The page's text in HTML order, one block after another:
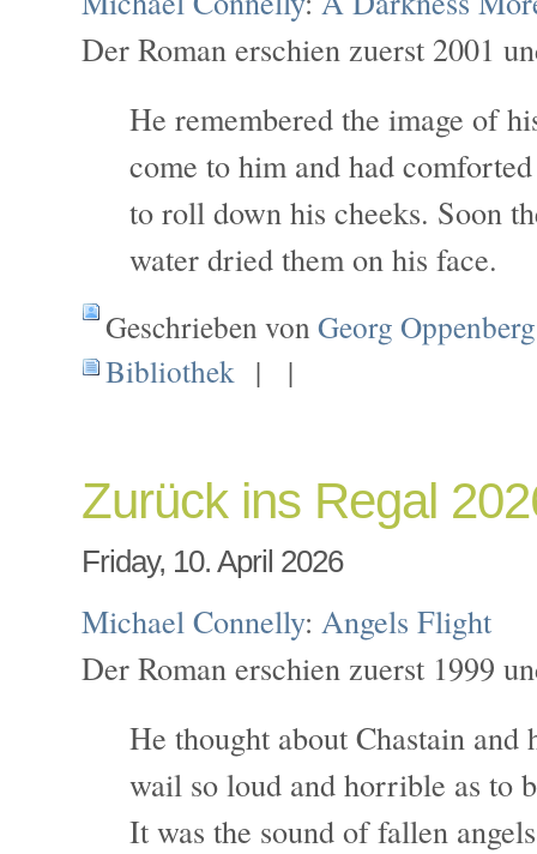
Der Roman erschien zuerst 2001
He remembered the image of
come to him and had
to roll down his cheeks. Soon
water dried them on his face.
Geschrieben vonGeorg Oppenberg
Bibliothek | |
Zurück ins Regal
Friday, 10. April 2026
Michael Connelly: Angels Flight
Der Roman erschien zuerst 1999
He thought about Chastain and
wail so loud and horrible as to
It was the sound of fallen